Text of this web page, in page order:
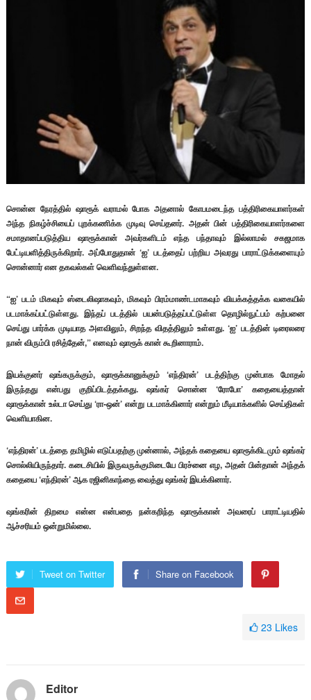
சொன்ன நேரத்தில் ஷாரூக் வராமல் போக அதனால் கோபமடைந்த பத்திரிகையாளர்கள்
அந்த நிகழ்ச்சியைப் புறக்கணிக்க முடிவு செய்தனர். அதன் பின் பத்திரிகையாளர்களை
சமாதானப்படுத்திய ஷாரூக்கான் அவர்களிடம் எந்த பந்தாவும் இல்லாமல் சகஜமாக
பேட்டியளித்திருக்கிறார். அப்போதுதான் ‘ஐ’ படத்தைப் பற்றிய அவரது பாராட்டுக்களையும்
சொன்னார் என தகவல்கள் வெளிவந்துள்ளன.
“ஐ’ படம் மிகவும் ஸ்டைலிஷாகவும், மிகவும் பிரம்மாண்டமாகவும் வியக்கத்தக்க வகையில்
படமாக்கப்பட்டுள்ளது. இந்தப் படத்தில் பயன்படுத்தப்பட்டுள்ள தொழில்நுட்பம் கற்பனை
செய்து பார்க்க முடியாத அளவிலும், சிறந்த விதத்திலும் உள்ளது. ‘ஐ’ படத்தின் டிரைலரை
நான் விரும்பி ரசித்தேன்,” எனவும் ஷாரூக் கான் கூறினாராம்.
இயக்குனர் ஷங்கருக்கும், ஷாரூக்கானுக்கும் ‘எந்திரன்’ படத்திற்கு முன்பாக மோதல்
இருந்தது என்பது குறிப்பிடத்தக்கது. ஷங்கர் சொன்ன ‘ரோபோ’ கதையைத்தான்
ஷாரூக்கான் உல்டா செய்து ‘ரா-ஒன்’ என்று படமாக்கினார் என்றும் மீடியாக்களில் செய்திகள்
வெளியாகின.
‘எந்திரன்’ படத்தை தமிழில் எடுப்பதற்கு முன்னால், அந்தக் கதையை ஷாரூக்கிடமும் ஷங்கர்
சொல்லியிருந்தார். கடைசியில் இருவருக்குமிடையே பிரச்னை எழ, அதன் பின்தான் அந்தக்
கதையை ‘எந்திரன்’ ஆக ரஜினிகாந்தை வைத்து ஷங்கர் இயக்கினார்.
ஷங்கரின் திறமை என்ன என்பதை நன்கறிந்த ஷாரூக்கான் அவரைப் பாராட்டியதில்
ஆச்சரியம் ஒன்றுமில்லை.
Tweet on Twitter Share on Facebook
23 Likes
Editor